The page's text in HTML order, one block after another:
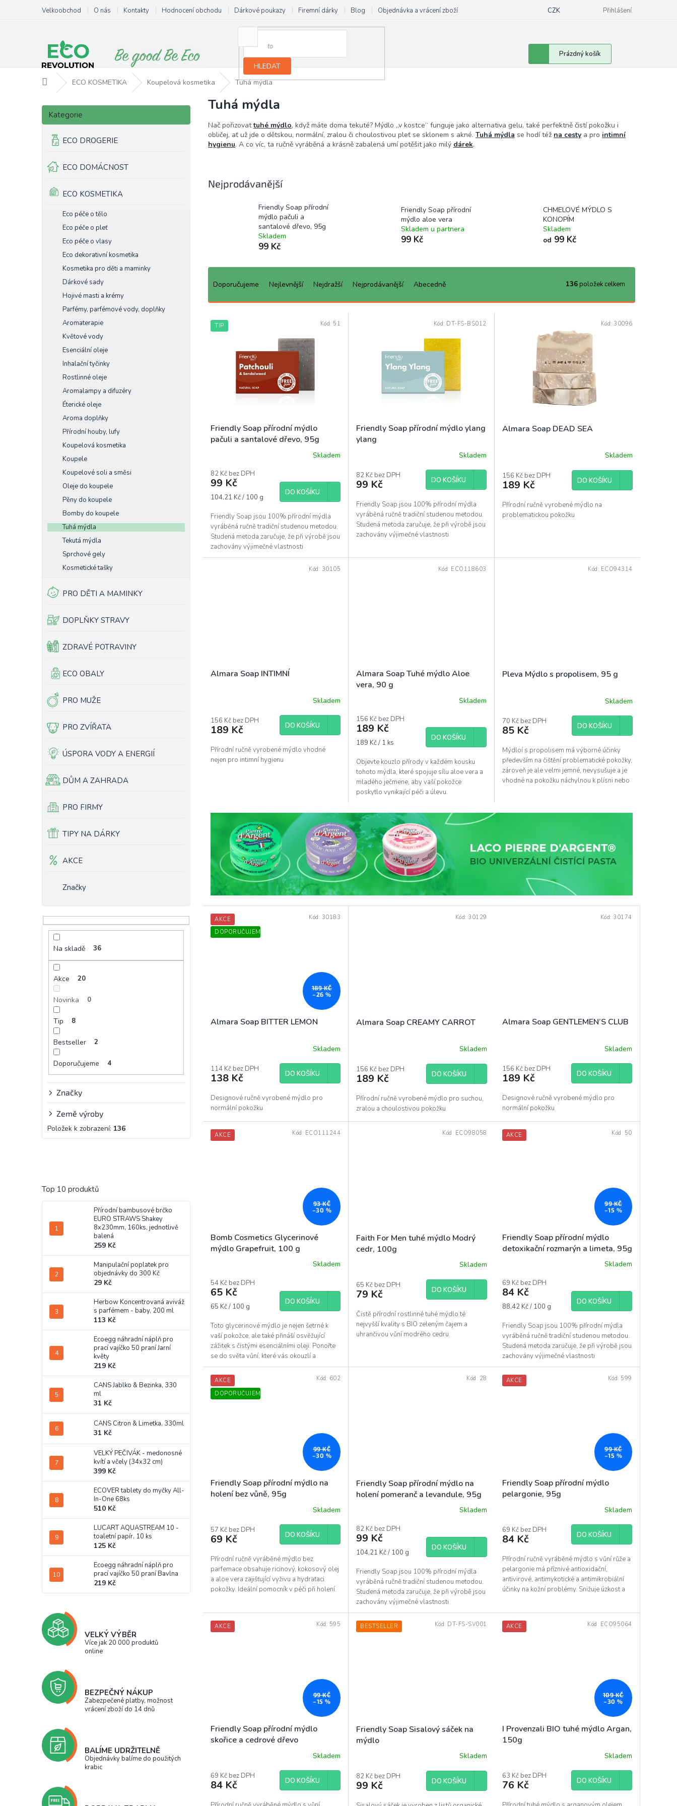
obsah
Velkoobchod O nás Kontakty Hodnocení obchodu Dárkové poukazy Firemní dárky Blog Objednávka a vrácení zboží CZK Přihlášení
HLEDAT
Nákupní
košík
Prázdný košík
Domů ECO KOSMETIKA Koupelová kosmetika Tuhá mýdla
P
s
n
Přeskočit
kategorie
Kategorie
ECO DROGERIE
ECO DOMÁCNOST
ECO KOSMETIKA
Eco péče o tělo
Eco péče o pleť
Eco péče o vlasy
Eco dekorativní kosmetika
Kosmetika pro děti a maminky
Dárkové sady
Hojivé masti a krémy
Parfémy, parfémové vody, doplňky
Aromaterapie
Květové vody
Esenciální oleje
Inhalační tyčinky
Rostlinné oleje
Aromalampy a difuzéry
Éterické oleje
Aroma doplňky
Přírodní houby, lufy
Koupelová kosmetika
Koupele
Koupelové soli a směsi
Oleje do koupele
Pěny do koupele
Bomby do koupele
Tuhá mýdla
Tekutá mýdla
Sprchové gely
Kosmetické tašky
PRO DĚTI A MAMINKY
DOPLŇKY STRAVY
ZDRAVÉ POTRAVINY
ECO OBALY
PRO MUŽE
PRO ZVÍŘATA
ÚSPORA VODY A ENERGIÍ
DŮM A ZAHRADA
PRO FIRMY
TIPY NA DÁRKY
AKCE
Značky
Na skladě 36
Akce 20
Novinka 0
Tip 8
Bestseller 2
Doporučujeme 4
Značky
Země výroby
Položek k zobrazení: 136
Top 10 produktů
Přírodní bambusové brčko
EURO STRAWS Shakey
8x230mm, 160ks, jednotlivě
balená
259 Kč
Manipulační poplatek pro
objednávky do 300 Kč
29 Kč
Herbow Koncentrovaná aviváž
s parfémem - baby, 200 ml
113 Kč
Ecoegg náhradní náplň pro
prací vajíčko 50 praní Jarní
květy
219 Kč
CANS Jablko & Bezinka, 330
ml
31 Kč
CANS Citron & Limetka, 330ml
31 Kč
VELKÝ PEČIVÁK - medonosné
kvítí a včely (34x32 cm)
399 Kč
ECOVER tablety do myčky All-
In-One 68ks
510 Kč
LUCART AQUASTREAM 10 -
toaletní papír, 10 ks
125 Kč
Ecoegg náhradní náplň pro
prací vajíčko 50 praní Bavlna
219 Kč
VELKÝ VÝBĚR
Více jak 20 000 produktů
online
BEZPEČNÝ NÁKUP
Zabezpečené platby, možnost
vrácení zboží do 14 dnů
BALÍME UDRŽITELNĚ
Objednávky balíme do použitých
krabic
Tuhá mýdla
Nač pořizovattuhé mýdlo, když máte doma tekuté? Mýdlo „v kostce“ funguje jako alternativa gelu, také perfektně čistí pokožku i
obličej, ať už jde o dětskou, normální, zralou či choulostivou pleť se sklonem s akné. Tuhá mýdla se hodí též na cesty a pro intimní
hygienu. A co víc, ta ručně vyráběná a krásně zabalená umí potěšit jako milý dárek.
Nejprodávanější
Friendly Soap přírodní
mýdlo pačuli a
santalové dřevo, 95g
Skladem
99 Kč
Friendly Soap přírodní
mýdlo aloe vera
Skladem u partnera
99 Kč
CHMELOVÉ MÝDLO S
KONOPÍM
Skladem
od 99 Kč
Ř
e
Doporučujeme Nejlevnější Nejdražší Nejprodávanější Abecedně 136 položek celkem
V
ý
k
t
TIP
Friendly Soap přírodní mýdlo
pačuli a santalové dřevo, 95g
produktu
je
5,0
5
hvězdiček.
Skladem
82 Kč bez DPH
99 Kč
Měrná
104,21 Kč / 100 g
DO KOŠÍKU
Friendly Soap jsou 100% přírodní mýdla
vyráběná ručně tradiční studenou metodou.
Studená metoda zaručuje, že při výrobě jsou
zachovány výjimečné vlastnosti
jednotlivých...
Kód: 51
Friendly Soap přírodní mýdlo ylang
ylang
Skladem
82 Kč bez DPH
99 Kč DO KOŠÍKU
Friendly Soap jsou 100% přírodní mýdla
vyráběná ručně tradiční studenou metodou.
Studená metoda zaručuje, že při výrobě jsou
zachovány výjimečné vlastnosti
Kód: DT-FS-BS012
Almara Soap DEAD SEA
produktu
je
z
5
Skladem
156 Kč bez DPH
189 Kč DO KOŠÍKU
Přírodní ručně vyrobené mýdlo na
problematickou pokožku
Kód: 30096
Almara Soap INTIMNÍ
produktu
je
z
5
Skladem
156 Kč bez DPH
189 Kč DO KOŠÍKU
Přírodní ručně vyrobené mýdlo vhodné
nejen pro intimní hygienu
Kód: 30105
Almara Soap Tuhé mýdlo Aloe
vera, 90 g
Skladem
156 Kč bez DPH
189 Kč
Měrná
189 Kč / 1 ks
DO KOŠÍKU
Objevte kouzlo přírody v každém kousku
tohoto mýdla, které spojuje sílu aloe vera a
mladého ječmene, aby vaší pokožce
poskytlo vynikající péči a úlevu.
Kód: ECO118603
Pleva Mýdlo s propolisem, 95 g
Skladem
70 Kč bez DPH
85 Kč DO KOŠÍKU
Mýdloí s propolisem má výborné účinky
především na čištění problematické pokožky,
zároveň je ale velmi jemné, nevysušuje a je
vhodné na pokožku náchylnou k plísni nebo
Kód: ECO94314
AKCE
DOPORUČUJEME
189 KČ
–26 %
Almara Soap BITTER LEMON
produktu
je
z
5
Skladem
114 Kč bez DPH
138 Kč DO KOŠÍKU
Designové ručně vyrobené mýdlo pro
normální pokožku
Kód: 30183
Almara Soap CREAMY CARROT
produktu
je
z
5
Skladem
156 Kč bez DPH
189 Kč DO KOŠÍKU
Přírodní ručně vyrobené mýdlo pro suchou,
zralou a choulostivou pokožku
Kód: 30129
Almara Soap GENTLEMEN’S CLUB
produktu
je
z
5
Skladem
156 Kč bez DPH
189 Kč DO KOŠÍKU
Designové ručně vyrobené mýdlo pro
normální pokožku
Kód: 30174
AKCE
93 KČ
–30 %
Bomb Cosmetics Glycerinové
mýdlo Grapefruit, 100 g
Skladem
54 Kč bez DPH
65 Kč
Měrná
65 Kč / 100 g
DO KOŠÍKU
Toto glycerinové mýdlo je nejen šetrné k
vaší pokožce, ale také přináší osvěžující
zážitek s čistými esenciálními oleji. Ponořte
se do světa vůní, které vás okouzlí a
povznáší....
Kód: ECO111244
Faith For Men tuhé mýdlo Modrý
cedr, 100g
Skladem
65 Kč bez DPH
79 Kč DO KOŠÍKU
Čistě přírodní rostlinné tuhé mýdlo té
nejvyšší kvality s BIO zeleným čajem a
uhrančivou vůní modrého cedru.
Kód: ECO98058 AKCE
99 KČ
–15 %
Friendly Soap přírodní mýdlo
detoxikační rozmarýn a limeta, 95g
produktu
je
5,0
5
hvězdiček.
Skladem
69 Kč bez DPH
84 Kč
Měrná
88,42 Kč / 100 g
DO KOŠÍKU
Friendly Soap jsou 100% přírodní mýdla
vyráběná ručně tradiční studenou metodou.
Studená metoda zaručuje, že při výrobě jsou
zachovány výjimečné vlastnosti
jednotlivých...
Kód: 50
AKCE
DOPORUČUJEME
99 KČ
–30 %
Friendly Soap přírodní mýdlo na
holení bez vůně, 95g
Skladem
57 Kč bez DPH
69 Kč DO KOŠÍKU
Přírodní ručně vyráběné mýdlo bez
parfemace obsahuje ricinový, kokosový olej
a aloe vera zajišťující vyživu a hydrataci
pokožky. Ideální pomocník v péči při holení.
Kód: 602
Friendly Soap přírodní mýdlo na
holení pomeranč a levandule, 95g
produktu
je
5,0
5
hvězdiček.
Skladem
82 Kč bez DPH
99 Kč
Měrná
104,21 Kč / 100 g
DO KOŠÍKU
Friendly Soap jsou 100% přírodní mýdla
vyráběná ručně tradiční studenou metodou.
Studená metoda zaručuje, že při výrobě jsou
zachovány výjimečné vlastnosti
jednotlivých...
Kód: 28 AKCE
99 KČ
–15 %
Friendly Soap přírodní mýdlo
pelargonie, 95g
Skladem
69 Kč bez DPH
84 Kč DO KOŠÍKU
Přírodní ručně vyráběné mýdlo s vůní růže a
pelargonie má příznivé antioxidační,
antivirové, antimykotické a antimikrobiální
účinky na kožní problémy. Snižuje úzkost a
Kód: 599
AKCE
99 KČ
–15 %
Friendly Soap přírodní mýdlo
skořice a cedrové dřevo
Skladem
69 Kč bez DPH
84 Kč DO KOŠÍKU
Kód: 595 BESTSELLER
Friendly Soap Sisalový sáček na
mýdlo
Skladem
82 Kč bez DPH
99 Kč DO KOŠÍKU
Kód: DT-FS-SV001 AKCE
109 KČ
–30 %
I Provenzali BIO tuhé mýdlo Argan,
150g
Skladem
63 Kč bez DPH
76 Kč DO KOŠÍKU
Kód: ECO95064